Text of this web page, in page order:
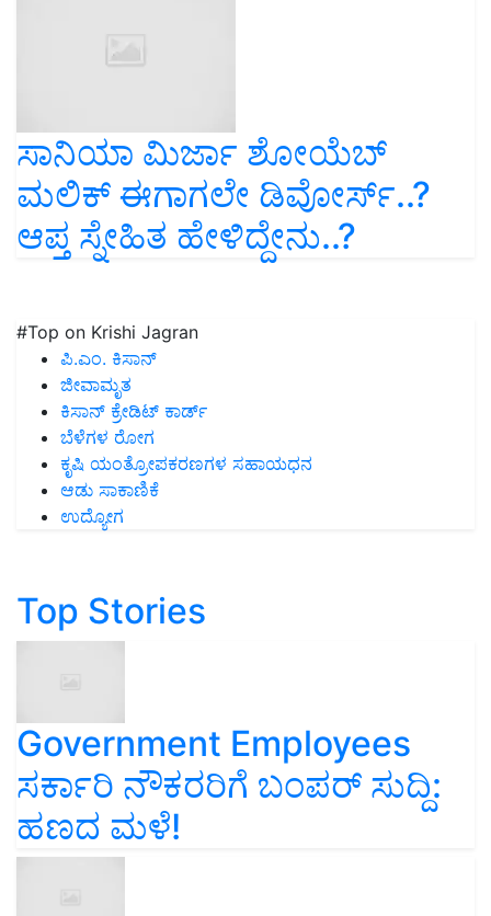
ಸಾನಿಯಾ ಮಿರ್ಜಾ ಶೋಯೆಬ್‌
ಮಲಿಕ್‌ ಈಗಾಗಲೇ ಡಿವೋರ್ಸ್‌..?
ಆಪ್ತ ಸ್ನೇಹಿತ ಹೇಳಿದ್ದೇನು..?
#Top on Krishi Jagran
ಪಿ.ಎಂ. ಕಿಸಾನ್
ಜೀವಾಮೃತ
ಕಿಸಾನ್ ಕ್ರೇಡಿಟ್ ಕಾರ್ಡ್
ಬೆಳೆಗಳ ರೋಗ
ಕೃಷಿ ಯಂತ್ರೋಪಕರಣಗಳ ಸಹಾಯಧನ
ಆಡು ಸಾಕಾಣಿಕೆ
ಉದ್ಯೋಗ
Top Stories
Government Employees
ಸರ್ಕಾರಿ ನೌಕರರಿಗೆ ಬಂಪರ್‌ ಸುದ್ದಿ:
ಹಣದ ಮಳೆ!